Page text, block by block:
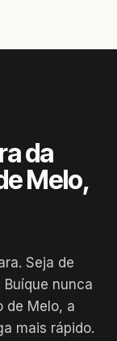
da
Melo,
Seja de
nunca
de Melo, a
mais rápido.